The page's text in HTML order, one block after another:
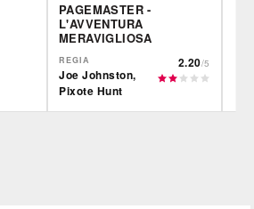
PAGEMASTER -
L'AVVENTURA
MERAVIGLIOSA
REGIA
Joe Johnston,
Pixote Hunt
2.20/5